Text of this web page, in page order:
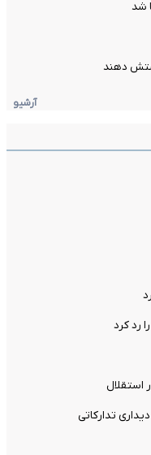
شد
دهند
آرشیو
رد کرد
تدارکاتی